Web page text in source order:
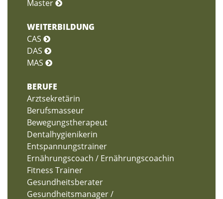
Master
WEITERBILDUNG
CAS
DAS
MAS
BERUFE
Arztsekretärin
Berufsmasseur
Bewegungstherapeut
Dentalhygienikerin
Entspannungstrainer
Ernährungscoach / Ernährungscoachin
Fitness Trainer
Gesundheitsberater
Gesundheitsmanager /